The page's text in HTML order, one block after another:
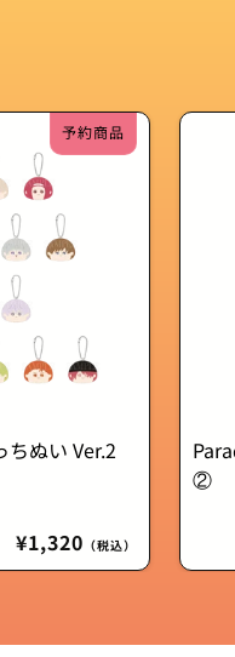
予約商品
ぬい Ver.2
通
常
¥1,320 （税込）
②